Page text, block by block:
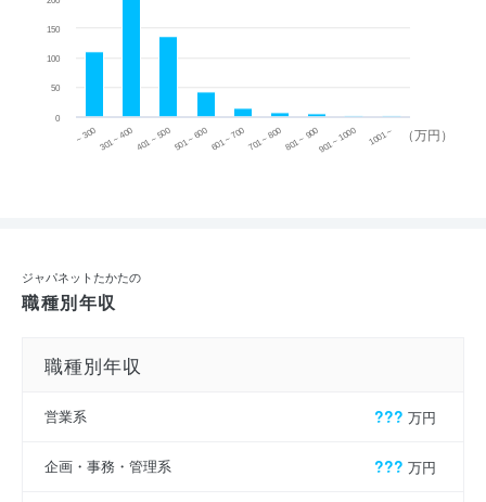
（万円）
~ 300 301 ~ 400 401 ~ 500501 ~ 600601 ~ 700701 ~ 800801 ~ 900901 ~ 1000 1001 ~
0
50
100
150
ジャパネットたかたの
職種別年収
職種別年収
営業系 ??? 万円
企画・事務・管理系 ??? 万円